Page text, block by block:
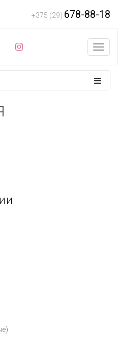
+375 (29) 678-88-18